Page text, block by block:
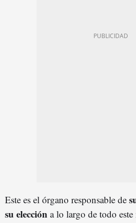
Este es el órgano responsable de
su elección a lo largo de todo este